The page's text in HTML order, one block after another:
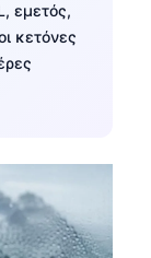
εμετός,
κετόνες